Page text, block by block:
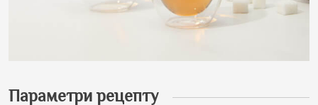
Параметри рецепту